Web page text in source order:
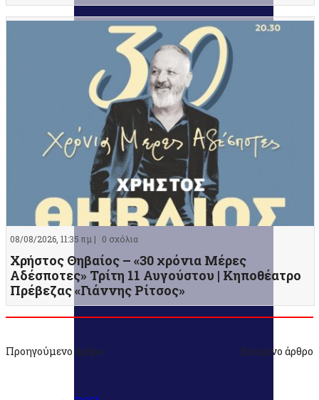
08/08/2026, 11:35 πμ | 0 σχόλια
Χρήστος Θηβαίος – «30 χρόνια Μέρες
Αδέσποτες» Τρίτη 11 Αυγούστου | Κηποθέατρο
Πρέβεζας «Γιάννης Ρίτσος»
Προηγούμενο άρθρο Επόμενο άρθρο